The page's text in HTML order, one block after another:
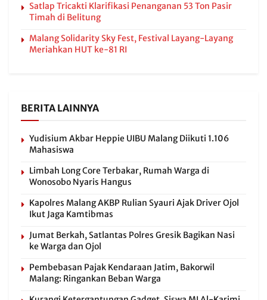
Satlap Tricakti Klarifikasi Penanganan 53 Ton Pasir
Timah di Belitung
Malang Solidarity Sky Fest, Festival Layang-Layang
Meriahkan HUT ke-81 RI
BERITA LAINNYA
Yudisium Akbar Heppie UIBU Malang Diikuti 1.106
Mahasiswa
Limbah Long Core Terbakar, Rumah Warga di
Wonosobo Nyaris Hangus
Kapolres Malang AKBP Rulian Syauri Ajak Driver Ojol
Ikut Jaga Kamtibmas
Jumat Berkah, Satlantas Polres Gresik Bagikan Nasi
ke Warga dan Ojol
Pembebasan Pajak Kendaraan Jatim, Bakorwil
Malang: Ringankan Beban Warga